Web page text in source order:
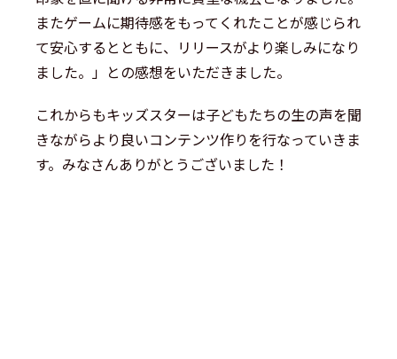
またゲームに期待感をもってくれたことが感じられ
て安心するとともに、リリースがより楽しみになり
ました。」との感想をいただきました。
これからもキッズスターは子どもたちの生の声を聞
きながらより良いコンテンツ作りを行なっていきま
す。みなさんありがとうございました！